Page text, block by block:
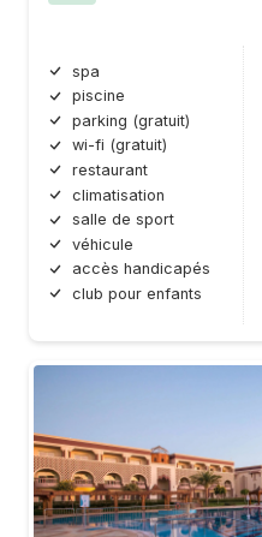
spa
piscine
parking (gratuit)
wi-fi (gratuit)
restaurant
climatisation
salle de sport
véhicule
accès handicapés
club pour enfants